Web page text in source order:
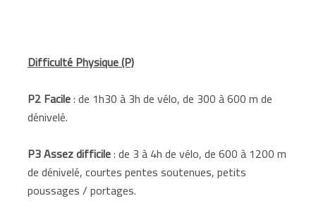
Difficulté Physique (P)
P2 Facile: de 1h30 à 3h de vélo, de 300 à 600 m de
dénivelé.
P3 Assez difficile: de 3 à 4h de vélo, de 600 à 1200 m
de dénivelé, courtes pentes soutenues, petits
poussages / portages.